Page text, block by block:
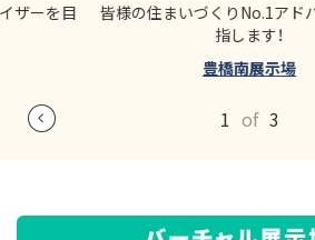
ザーを目
皆様の住まいづくりNo.1アド
指します！
豊橋南展示場
1 of 3